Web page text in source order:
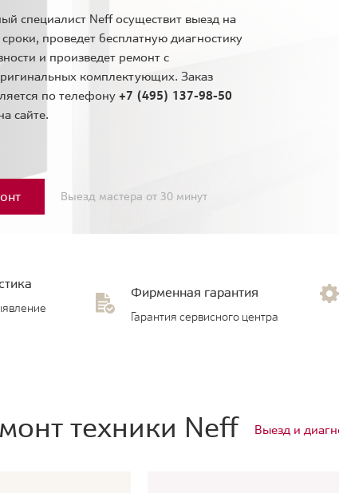
специалист Neff осуществит выезд на
проведет бесплатную диагностику
и произведет ремонт с
комплектующих. Заказ
по телефону +7 (495) 137-98-50
сайте.
Выезд мастера от 30 минут
Фирменная гарантия
Гарантия сервисного центра
техники Neff Выезд и